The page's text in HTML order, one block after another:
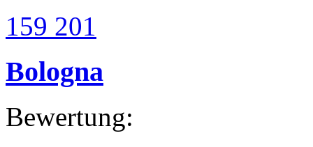
159 201
Bologna
Bewertung: